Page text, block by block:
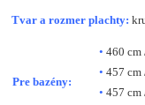
Tvar a rozmer plachty:
Pre bazény:
• 460 cm
• 457 cm
• 457